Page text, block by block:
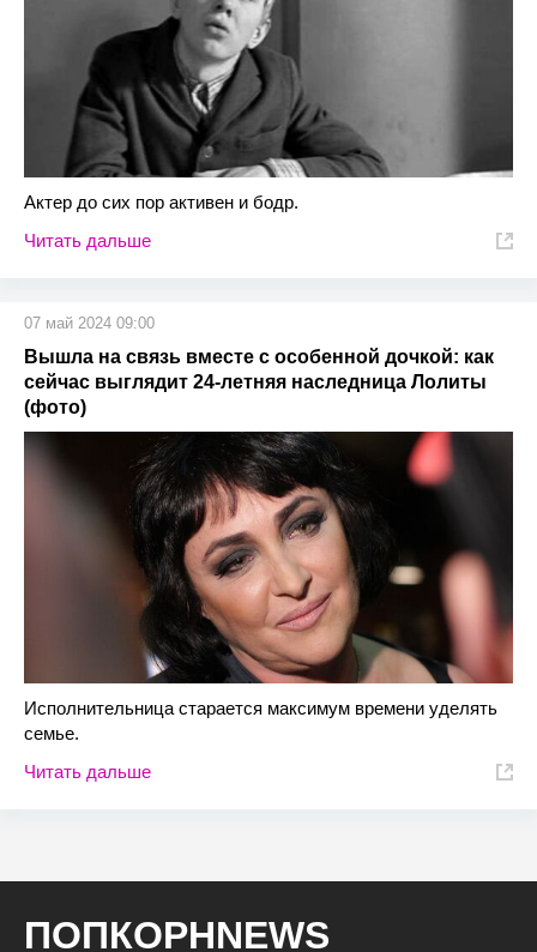
Актер до сих пор активен и бодр.
Читать дальше
07 май 2024 09:00
Вышла на связь вместе с особенной дочкой: как
сейчас выглядит 24-летняя наследница Лолиты
(фото)
Исполнительница старается максимум времени уделять
семье.
Читать дальше
ПОПКОРНNEWS